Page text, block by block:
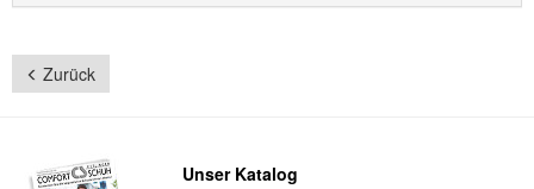
Zurück
Unser Katalog